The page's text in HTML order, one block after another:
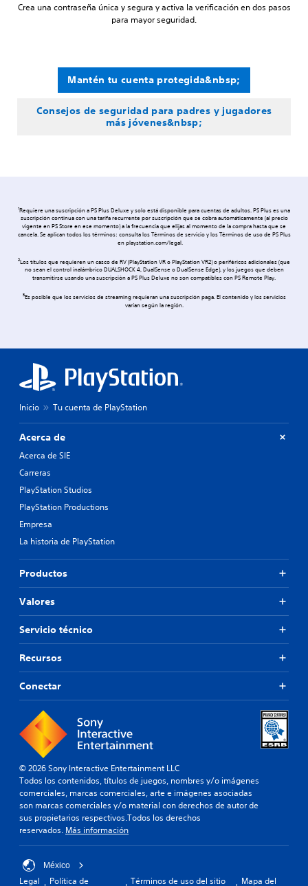
Crea una contraseña única y segura y activa la verificación en dos pasos
para mayor seguridad.
Mantén tu cuenta protegida&nbsp;
Consejos de seguridad para padres y jugadores
más jóvenes&nbsp;
1Requiere una suscripción a PS Plus Deluxe y solo está disponible para cuentas de adultos. PS Plus es una
suscripción continua con una tarifa recurrente por suscripción que se cobra automáticamente (al precio
vigente en PS Store en ese momento) a la frecuencia que elijas al momento de la compra hasta que se
cancela. Se aplican todos los términos: consulta los Términos de servicio y los Términos de uso de PS Plus
en playstation.com/legal.
2Los títulos que requieren un casco de RV (PlayStation VR o PlayStation VR2) o periféricos adicionales (que
no sean el control inalámbrico DUALSHOCK 4, DualSense o DualSense Edge), y los juegos que deben
transmitirse usando una suscripción a PS Plus Deluxe no son compatibles con PS Remote Play.
3Es posible que los servicios de streaming requieran una suscripción paga. El contenido y los servicios
varían según la región.
Inicio Tu cuenta de PlayStation
Acerca de
Acerca de SIE
Carreras
PlayStation Studios
PlayStation Productions
Empresa
La historia de PlayStation
Productos
Valores
Servicio técnico
Recursos
Conectar
© 2026 Sony Interactive Entertainment LLC
Todos los contenidos, títulos de juegos, nombres y/o imágenes
comerciales, marcas comerciales, arte e imágenes asociadas
son marcas comerciales y/o material con derechos de autor de
sus propietarios respectivos.Todos los derechos
reservados. Más información
México
Legal Política de Términos de uso del sitio Mapa del